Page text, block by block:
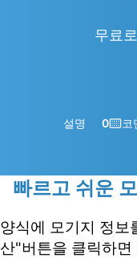
무료
설명 0 코
빠르고 쉬운
양식에 모기지 정보
산"버튼을 클릭하